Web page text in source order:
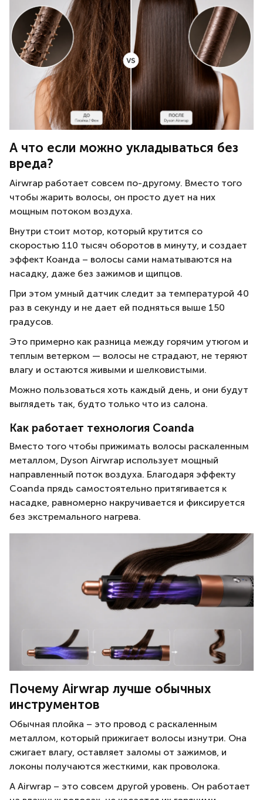
А что если можно укладываться без
вреда?
Airwrap работает совсем по-другому. Вместо того
чтобы жарить волосы, он просто дует на них
мощным потоком воздуха.
Внутри стоит мотор, который крутится со
скоростью 110 тысяч оборотов в минуту, и создает
эффект Коанда – волосы сами наматываются на
насадку, даже без зажимов и щипцов.
При этом умный датчик следит за температурой 40
раз в секунду и не дает ей подняться выше 150
градусов.
Это примерно как разница между горячим утюгом и
теплым ветерком — волосы не страдают, не теряют
влагу и остаются живыми и шелковистыми.
Можно пользоваться хоть каждый день, и они будут
выглядеть так, будто только что из салона.
Как работает технология Coanda
Вместо того чтобы прижимать волосы раскаленным
металлом, Dyson Airwrap использует мощный
направленный поток воздуха. Благодаря эффекту
Coanda прядь самостоятельно притягивается к
насадке, равномерно накручивается и фиксируется
без экстремального нагрева.
Почему Airwrap лучше обычных
инструментов
Обычная плойка – это провод с раскаленным
металлом, который прижигает волосы изнутри. Она
сжигает влагу, оставляет заломы от зажимов, и
локоны получаются жесткими, как проволока.
А Airwrap – это совсем другой уровень. Он работает